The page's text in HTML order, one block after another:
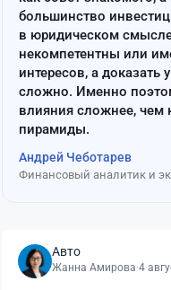
большинство
в юридическом
некомпетентны или
интересов, а доказать
сложно. Именно
влияния сложнее, чем
пирамиды.
Андрей Чеботарев
Финансовый аналитик и
Авто
Жанна Амирова·4